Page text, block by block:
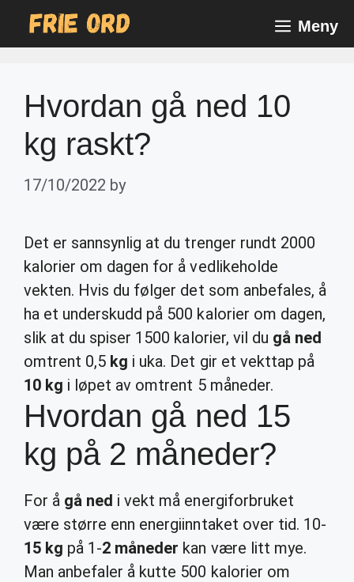
Meny
Hvordan gå ned 10
kg raskt?
17/10/2022 by
Det er sannsynlig at du trenger rundt 2000
kalorier om dagen for å vedlikeholde
vekten. Hvis du følger det som anbefales, å
ha et underskudd på 500 kalorier om dagen,
slik at du spiser 1500 kalorier, vil du gå ned
omtrent 0,5 kg i uka. Det gir et vekttap på
10 kg i løpet av omtrent 5 måneder.
Hvordan gå ned 15
kg på 2 måneder?
For å gå ned i vekt må energiforbruket
være større enn energiinntaket over tid. 10-
15 kg på 1-2 måneder kan være litt mye.
Man anbefaler å kutte 500 kalorier om